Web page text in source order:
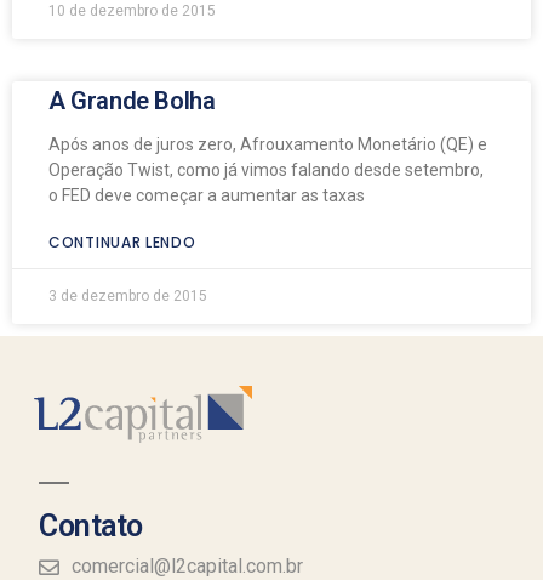
10 de dezembro de 2015
A Grande Bolha
Após anos de juros zero, Afrouxamento Monetário (QE) e
Operação Twist, como já vimos falando desde setembro,
o FED deve começar a aumentar as taxas
CONTINUAR LENDO
3 de dezembro de 2015
Contato
comercial@l2capital.com.br